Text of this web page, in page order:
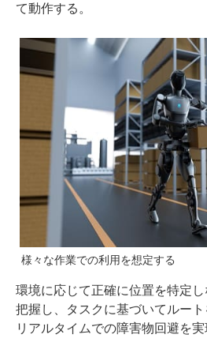
て動作する。
様々な作業での利用を想定する
環境に応じて正確に位置を特定
把握し、タスクに基づいてルー
リアルタイムでの障害物回避を実